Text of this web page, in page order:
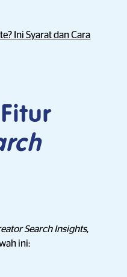
Ini Syarat dan Cara
Search Insights,
ini: